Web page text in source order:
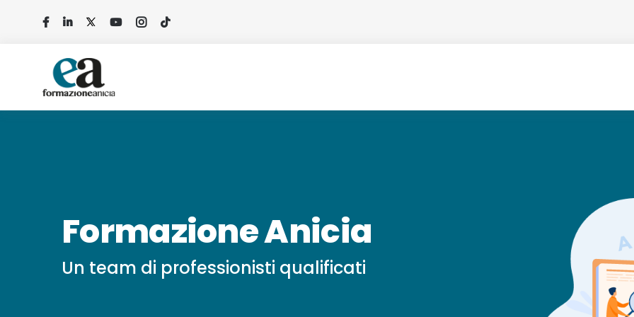
contenuto
Formazione Anicia
Un team di professionisti qualificati